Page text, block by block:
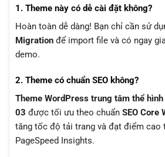
1. Theme này có dễ cài đặt không?
Hoàn toàn dễ dàng! Bạn chỉ cần sử
Migration để import file và có ngay
demo.
2. Theme có chuẩn SEO không?
Theme WordPress trung tâm thể
03 được tối ưu theo chuẩn SEO Core
tăng tốc độ tải trang và đạt điểm cao
PageSpeed Insights.